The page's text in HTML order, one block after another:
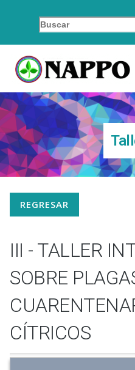
REGRESAR
III - TALLER
SOBRE
CÍTRICOS